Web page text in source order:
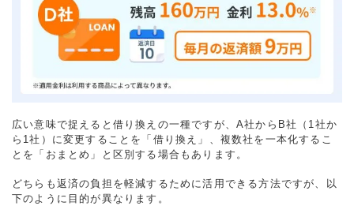
広い意味で捉えると借り換えの一種ですが、A社からB社（1社か
ら1社）に変更することを「借り換え」、複数社を一本化するこ
とを「おまとめ」と区別する場合もあります。
どちらも返済の負担を軽減するために活用できる方法ですが、以
下のように目的が異なります。